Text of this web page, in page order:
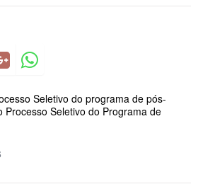
Seletivo do programa de pós-
Seletivo do Programa de